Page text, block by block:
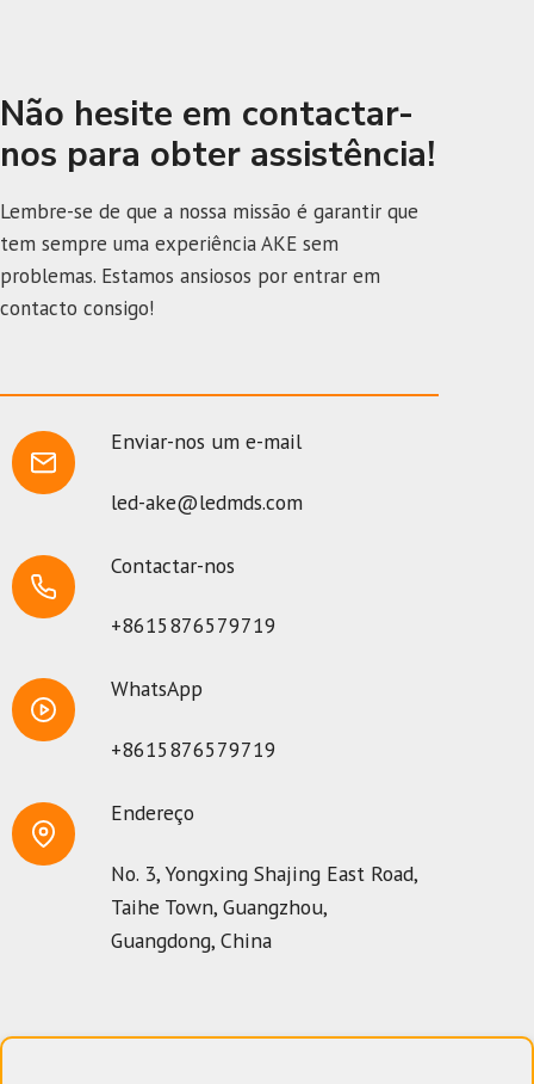
Não hesite em contactar-
nos para obter assistência!
Lembre-se de que a nossa missão é garantir que
tem sempre uma experiência AKE sem
problemas. Estamos ansiosos por entrar em
contacto consigo!
Enviar-nos um e-mail
led-ake@ledmds.com
Contactar-nos
+8615876579719
WhatsApp
+8615876579719
Endereço
No. 3, Yongxing Shajing East Road,
Taihe Town, Guangzhou,
Guangdong, China